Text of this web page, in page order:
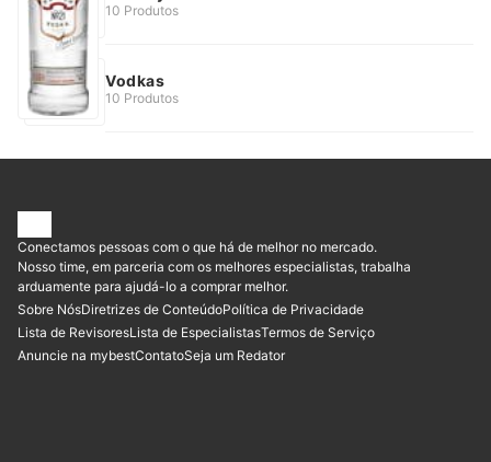
10 Produtos
Vodkas
10 Produtos
Conectamos pessoas com o que há de melhor no mercado.
Nosso time, em parceria com os melhores especialistas, trabalha
arduamente para ajudá-lo a comprar melhor.
Sobre NósDiretrizes de ConteúdoPolítica de Privacidade
Lista de RevisoresLista de EspecialistasTermos de Serviço
Anuncie na mybestContatoSeja um Redator